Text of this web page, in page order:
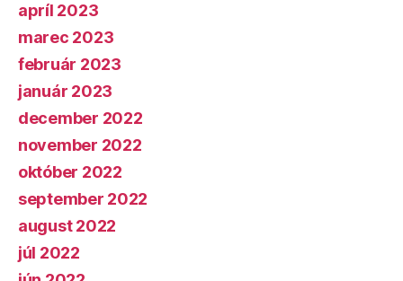
apríl 2023
marec 2023
február 2023
január 2023
december 2022
november 2022
október 2022
september 2022
august 2022
júl 2022